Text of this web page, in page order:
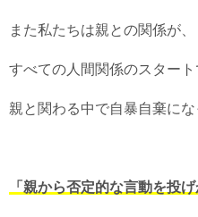
また私たちは親との関係が、
すべての人間関係のスタート
親と関わる中で自暴自棄に
「親から否定的な言動を投